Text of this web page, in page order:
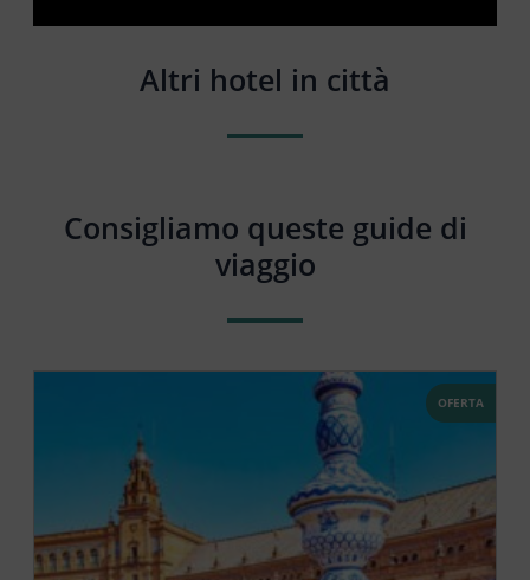
Altri hotel in città
Consigliamo queste guide di
viaggio
OFERTA